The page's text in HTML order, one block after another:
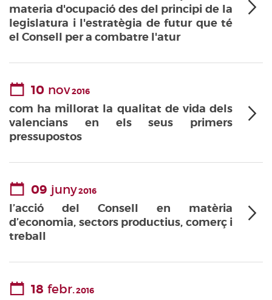
materia d'ocupació des del principi de la
legislatura i l'estratègia de futur que té
el Consell per a combatre l'atur
10 nov2016
com ha millorat la qualitat de vida dels
valencians en els seus primers
pressupostos
09 juny2016
l’acció del Consell en matèria
d’economia, sectors productius, comerç i
treball
18 febr.2016